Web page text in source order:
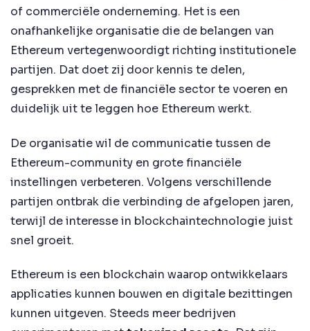
of commerciële onderneming. Het is een
onafhankelijke organisatie die de belangen van
Ethereum vertegenwoordigt richting institutionele
partijen. Dat doet zij door kennis te delen,
gesprekken met de financiële sector te voeren en
duidelijk uit te leggen hoe Ethereum werkt.
De organisatie wil de communicatie tussen de
Ethereum-community en grote financiële
instellingen verbeteren. Volgens verschillende
partijen ontbrak die verbinding de afgelopen jaren,
terwijl de interesse in blockchaintechnologie juist
snel groeit.
Ethereum is een blockchain waarop ontwikkelaars
applicaties kunnen bouwen en digitale bezittingen
kunnen uitgeven. Steeds meer bedrijven